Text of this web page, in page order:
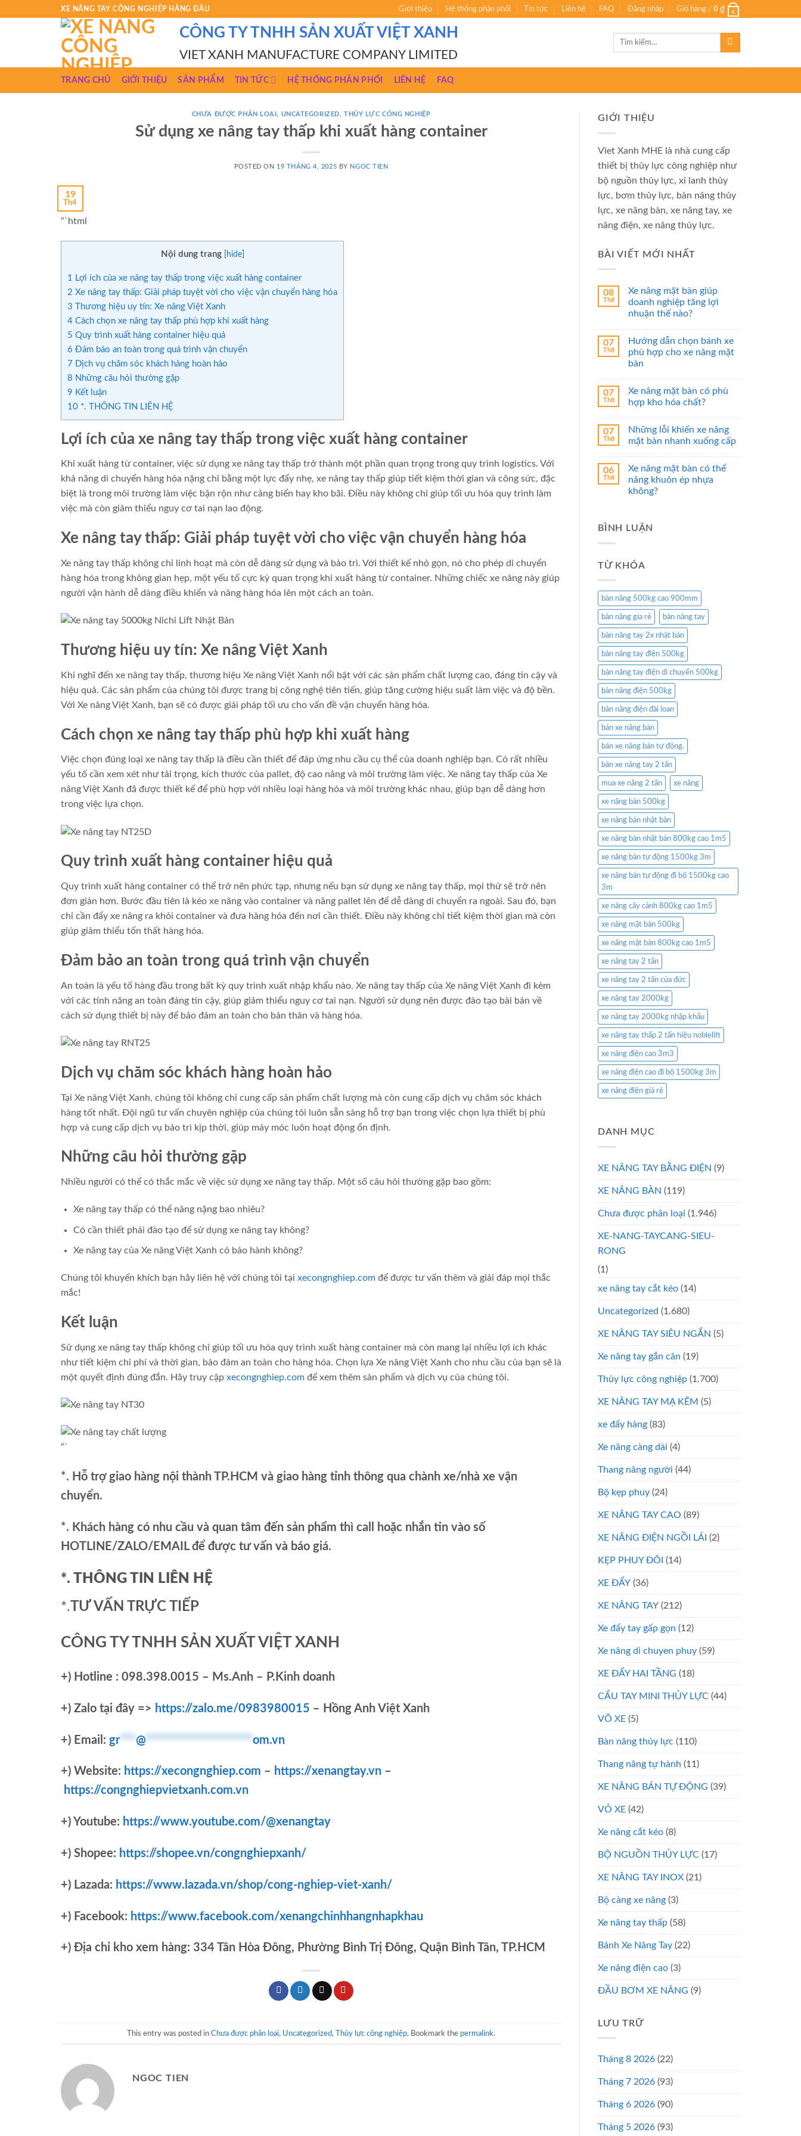
XE NÂNG TAY CÔNG NGHIỆP HÀNG ĐẦU Giới thiệu Hệ thống phân phối Tin tức Liên hệ FAQ Đăng nhập Giỏ hàng / 0 ₫ 0
CÔNG TY TNHH SẢN XUẤT VIỆT XANH
VIET XANH MANUFACTURE COMPANY LIMITED
Tìm
TRANG CHỦ GIỚI THIỆU SẢN PHẨM TIN TỨC HỆ THỐNG PHÂN PHỐI LIÊN HỆ FAQ
CHƯA ĐƯỢC PHÂN LOẠI UNCATEGORIZED THỦY LỰC CÔNG NGHIỆP
Sử dụng xe nâng tay thấp khi xuất hàng container
POSTED ON 19 THÁNG 4, 2025 BY NGOC TIEN
19
Th4
“`html
Nội dung trang hide]
1
Lợi ích của xe nâng tay thấp trong việc xuất hàng container
2 Xe nâng tay thấp: Giải pháp tuyệt vời cho việc vận chuyển hàng hóa
3 Thương hiệu uy tín: Xe nâng Việt Xanh
4 Cách chọn xe nâng tay thấp phù hợp khi xuất hàng
5 Quy trình xuất hàng container hiệu quả
6 Đảm bảo an toàn trong quá trình vận chuyển
7 Dịch vụ chăm sóc khách hàng hoàn hảo
8 Những câu hỏi thường gặp
9 Kết luận
10 *. THÔNG TIN LIÊN HỆ
Lợi ích của xe nâng tay thấp trong việc xuất hàng container
Khi xuất hàng từ container, việc sử dụng xe nâng tay thấp trở thành một phần quan trọng trong quy trình logistics. Với
khả năng di chuyển hàng hóa nặng chỉ bằng một lực đẩy nhẹ, xe nâng tay thấp giúp tiết kiệm thời gian và công sức, đặc
biệt là trong môi trường làm việc bận rộn như cảng biển hay kho bãi. Điều này không chỉ giúp tối ưu hóa quy trình làm
việc mà còn giảm thiểu nguy cơ tai nạn lao động.
Xe nâng tay thấp: Giải pháp tuyệt vời cho việc vận chuyển hàng hóa
Xe nâng tay thấp không chỉ linh hoạt mà còn dễ dàng sử dụng và bảo trì. Với thiết kế nhỏ gọn, nó cho phép di chuyển
hàng hóa trong không gian hẹp, một yếu tố cực kỳ quan trọng khi xuất hàng từ container. Những chiếc xe nâng này giúp
người vận hành dễ dàng điều khiển và nâng hàng hóa lên một cách an toàn.
Thương hiệu uy tín: Xe nâng Việt Xanh
Khi nghĩ đến xe nâng tay thấp, thương hiệu Xe nâng Việt Xanh nổi bật với các sản phẩm chất lượng cao, đáng tin cậy và
hiệu quả. Các sản phẩm của chúng tôi được trang bị công nghệ tiên tiến, giúp tăng cường hiệu suất làm việc và độ bền.
Với Xe nâng Việt Xanh, bạn sẽ có được giải pháp tối ưu cho vấn đề vận chuyển hàng hóa.
Cách chọn xe nâng tay thấp phù hợp khi xuất hàng
Việc chọn đúng loại xe nâng tay thấp là điều cần thiết để đáp ứng nhu cầu cụ thể của doanh nghiệp bạn. Có rất nhiều
yếu tố cần xem xét như tải trọng, kích thước của pallet, độ cao nâng và môi trường làm việc. Xe nâng tay thấp của Xe
nâng Việt Xanh đã được thiết kế để phù hợp với nhiều loại hàng hóa và môi trường khác nhau, giúp bạn dễ dàng hơn
trong việc lựa chọn.
Quy trình xuất hàng container hiệu quả
Quy trình xuất hàng container có thể trở nên phức tạp, nhưng nếu bạn sử dụng xe nâng tay thấp, mọi thứ sẽ trở nên
đơn giản hơn. Bước đầu tiên là kéo xe nâng vào container và nâng pallet lên để dễ dàng di chuyển ra ngoài. Sau đó, bạn
chỉ cần đẩy xe nâng ra khỏi container và đưa hàng hóa đến nơi cần thiết. Điều này không chỉ tiết kiệm thời gian mà còn
giúp giảm thiểu tổn thất hàng hóa.
Đảm bảo an toàn trong quá trình vận chuyển
An toàn là yếu tố hàng đầu trong bất kỳ quy trình xuất nhập khẩu nào. Xe nâng tay thấp của Xe nâng Việt Xanh đi kèm
với các tính năng an toàn đáng tin cậy, giúp giảm thiểu nguy cơ tai nạn. Người sử dụng nên được đào tạo bài bản về
cách sử dụng thiết bị này để bảo đảm an toàn cho bản thân và hàng hóa.
Dịch vụ chăm sóc khách hàng hoàn hảo
Tại Xe nâng Việt Xanh, chúng tôi không chỉ cung cấp sản phẩm chất lượng mà còn cung cấp dịch vụ chăm sóc khách
hàng tốt nhất. Đội ngũ tư vấn chuyên nghiệp của chúng tôi luôn sẵn sàng hỗ trợ bạn trong việc chọn lựa thiết bị phù
hợp và cung cấp dịch vụ bảo trì kịp thời, giúp máy móc luôn hoạt động ổn định.
Những câu hỏi thường gặp
Nhiều người có thể có thắc mắc về việc sử dụng xe nâng tay thấp. Một số câu hỏi thường gặp bao gồm:
Xe nâng tay thấp có thể nâng nặng bao nhiêu?
Có cần thiết phải đào tạo để sử dụng xe nâng tay không?
Xe nâng tay của Xe nâng Việt Xanh có bảo hành không?
Chúng tôi khuyến khích bạn hãy liên hệ với chúng tôi tại xecongnghiep.com để được tư vấn thêm và giải đáp mọi thắc
mắc!
Kết luận
Sử dụng xe nâng tay thấp không chỉ giúp tối ưu hóa quy trình xuất hàng container mà còn mang lại nhiều lợi ích khác
như tiết kiệm chi phí và thời gian, bảo đảm an toàn cho hàng hóa. Chọn lựa Xe nâng Việt Xanh cho nhu cầu của bạn sẽ là
một quyết định đúng đắn. Hãy truy cập xecongnghiep.com để xem thêm sản phẩm và dịch vụ của chúng tôi.
“`
*. Hỗ trợ giao hàng nội thành TP.HCM và giao hàng tỉnh thông qua chành xe/nhà xe vận
chuyển.
*. Khách hàng có nhu cầu và quan tâm đến sản phẩm thì call hoặc nhắn tin vào số
HOTLINE/ZALO/EMAIL để được tư vấn và báo giá.
*. THÔNG TIN LIÊN HỆ
*.TƯ VẤN TRỰC TIẾP
CÔNG TY TNHH SẢN XUẤT VIỆT XANH
+) Hotline : 098.398.0015 – Ms.Anh – P.Kinh doanh
+) Zalo tại đây => https://zalo.me/0983980015 – Hồng Anh Việt Xanh
+) Email: gr***@********************om.vn
+) Website: https://xecongnghiep.com – https://xenangtay.vn –
https://congnghiepvietxanh.com.vn
+) Youtube: https://www.youtube.com/@xenangtay
+) Shopee: https://shopee.vn/congnghiepxanh/
+) Lazada: https://www.lazada.vn/shop/cong-nghiep-viet-xanh/
+) Facebook: https://www.facebook.com/xenangchinhhangnhapkhau
+) Địa chỉ kho xem hàng: 334 Tân Hòa Đông, Phường Bình Trị Đông, Quận Bình Tân, TP.HCM
This entry was posted in Chưa được phân loại, Uncategorized, Thủy lực công nghiệp. Bookmark the permalink.
NGOC TIEN
GIỚI THIỆU
Viet Xanh MHE là nhà cung cấp
thiết bị thủy lực công nghiệp như
bộ nguồn thủy lực, xi lanh thủy
lực, bơm thủy lực, bàn nâng thủy
lực, xe nâng bàn, xe nâng tay, xe
nâng điện, xe nâng thủy lực.
BÀI VIẾT MỚI NHẤT
08
Th8
Xe nâng mặt bàn giúp
doanh nghiệp tăng lợi
nhuận thế nào?
07
Th8
Hướng dẫn chọn bánh xe
phù hợp cho xe nâng mặt
bàn
07
Th8
Xe nâng mặt bàn có phù
hợp kho hóa chất?
07
Th8
Những lỗi khiến xe nâng
mặt bàn nhanh xuống cấp
06
Th8
Xe nâng mặt bàn có thể
nâng khuôn ép nhựa
không?
BÌNH LUẬN
TỪ KHÓA
bàn nâng 500kg cao 900mm
bàn nâng gía rẻ bàn nâng tay
bàn nâng tay 2x nhật bản
bàn nâng tay điện 500kg
bàn nâng tay điện di chuyển 500kg
bàn nâng điện 500kg
bàn nâng điện đài loan
bán xe nâng bàn
bán xe nâng bán tự động.
bán xe nâng tay 2 tấn
mua xe nâng 2 tấn xe nâng
xe nâng bàn 500kg
xe nâng bàn nhật bản
xe nâng bàn nhật bản 800kg cao 1m5
xe nâng bán tự động 1500kg 3m
xe nâng bán tự động đi bộ 1500kg cao
3m
xe nâng cây cảnh 800kg cao 1m5
xe nâng mặt bàn 500kg
xe nâng mặt bàn 800kg cao 1m5
xe nâng tay 2 tấn
xe nâng tay 2 tấn của đức
xe nâng tay 2000kg
xe nâng tay 2000kg nhập khẩu
xe nâng tay thấp 2 tấn hiệu noblelift
xe nâng điện cao 3m3
xe nâng điện cao đi bộ 1500kg 3m
xe nâng điện giá rẻ
DANH MỤC
XE NÂNG TAY BẰNG ĐIỆN (9)
XE NÂNG BÀN (119)
Chưa được phân loại (1.946)
XE-NANG-TAYCANG-SIEU-
RONG
(1)
xe nâng tay cắt kéo (14)
Uncategorized (1.680)
XE NÂNG TAY SIÊU NGẮN (5)
Xe nâng tay gắn cân (19)
Thủy lực công nghiệp (1.700)
XE NÂNG TAY MẠ KẼM (5)
xe đẩy hàng (83)
Xe nâng càng dài (4)
Thang nâng người (44)
Bộ kẹp phuy (24)
XE NÂNG TAY CAO (89)
XE NÂNG ĐIỆN NGỒI LÁI (2)
KẸP PHUY ĐÔI (14)
XE ĐẨY (36)
XE NÂNG TAY (212)
Xe đẩy tay gấp gọn (12)
Xe nâng di chuyen phuy (59)
XE ĐẨY HAI TẦNG (18)
CẨU TAY MINI THỦY LỰC (44)
VÕ XE (5)
Bàn nâng thủy lực (110)
Thang nâng tự hành (11)
XE NÂNG BÁN TỰ ĐỘNG (39)
VỎ XE (42)
Xe nâng cắt kéo (8)
BỘ NGUỒN THỦY LỰC (17)
XE NÂNG TAY INOX (21)
Bộ càng xe nâng (3)
Xe nâng tay thấp (58)
Bánh Xe Nâng Tay (22)
Xe nâng điện cao (3)
ĐẦU BƠM XE NÂNG (9)
LƯU TRỮ
Tháng 8 2026 (22)
Tháng 7 2026 (93)
Tháng 6 2026 (90)
Tháng 5 2026 (93)